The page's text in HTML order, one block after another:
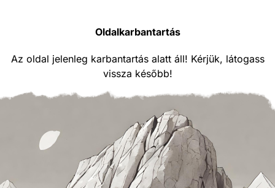
Oldalkarbantartás
Az oldal jelenleg karbantartás alatt áll! Kérjük, látogass
vissza később!